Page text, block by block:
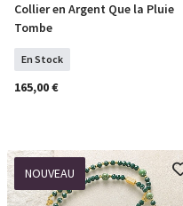
COMMANDER
Collier en Argent Que la Pluie
Tombe
En Stock
165,00 €
NOUVEAU